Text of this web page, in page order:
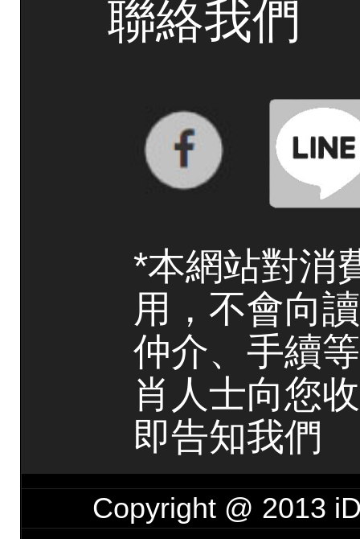
聯絡我們
*本網站對消
用，不會向
仲介、手續
肖人士向您
即告知我們
Copyright @ 2013